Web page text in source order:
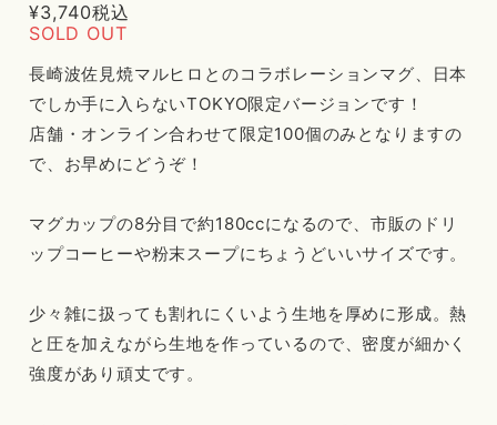
¥3,740税込
SOLD OUT
長崎波佐見焼マルヒロとのコラボレーションマグ、日本
でしか手に入らないTOKYO限定バージョンです！
店舗・オンライン合わせて限定100個のみとなりますの
で、お早めにどうぞ！
マグカップの8分目で約180ccになるので、市販のドリ
ップコーヒーや粉末スープにちょうどいいサイズです。
少々雑に扱っても割れにくいよう生地を厚めに形成。熱
と圧を加えながら生地を作っているので、密度が細かく
強度があり頑丈です。